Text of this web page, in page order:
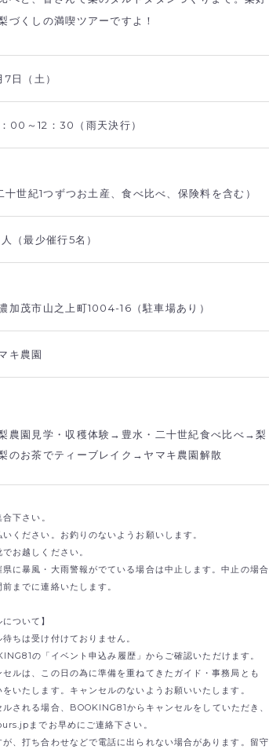
づくしの満喫ツアーですよ！
7日（土）
00～12：30（雨天決行）
世紀1つずつお土産、食べ比べ、保険料を含む）
（最少催行5名）
茂市山之上町1004-16（駐車場あり）
キ農園
農園見学・収穫体験→豊水・二十世紀食べ比べ→梨
のお茶でティーブレイク→ヤマキ農園解散
下さい。
ください。お釣りのないようお願いします。
お越しください。
県に暴風・大雨警報がでている場合は中止します。中止の場合
までに連絡いたします。
ついて】
ちは受け付けておりません。
の「イベント申込み履歴」からご確認いただけます。
セルは、この日の為に準備を重ねてきたガイド・事務局とも
いたします。キャンセルのないようお願いいたします。
される場合、BOOKING81からキャンセルをしていただき、
までお早めにご連絡下さい。
、打ち合わせなどで電話に出られない場合があります。留守